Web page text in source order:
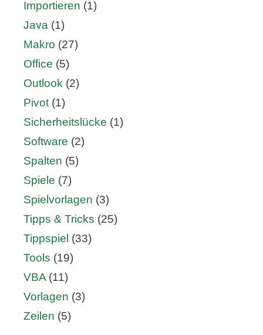
Importieren (1)
Java (1)
Makro (27)
Office (5)
Outlook (2)
Pivot (1)
Sicherheitslücke (1)
Software (2)
Spalten (5)
Spiele (7)
Spielvorlagen (3)
Tipps & Tricks (25)
Tippspiel (33)
Tools (19)
VBA (11)
Vorlagen (3)
Zeilen (5)